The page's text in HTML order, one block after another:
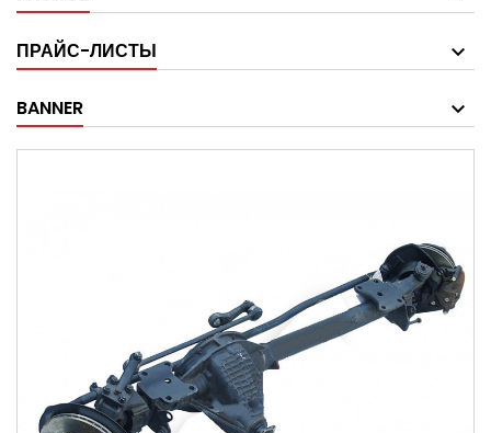
ПРАЙС-ЛИСТЫ
BANNER